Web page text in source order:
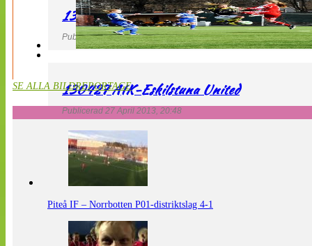
130427 LdB FC Malmö – Mallbackens IF
Publicerad 27 April 2013, 20:54
130427 AIK-Eskilstuna United
Publicerad 27 April 2013, 20:48
SE ALLA BILDREPORTAGE
Piteå IF – Norrbotten P01-distriktslag 4-1